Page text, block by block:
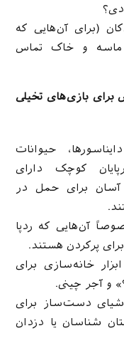
(برای آن‌هایی که
ماسه و خاک تماس
برای بازی‌های تخیلی
حیوانات
کوچک دارای
برای حمل در
آن‌هایی که ردپا
برای پرکردن هستند.
خانه‌سازی برای
و آجر چینی.
دست‌ساز برای
شناسان یا دزدان